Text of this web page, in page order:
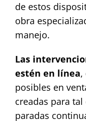
de estos
obra
manejo.
Las
estén en línea,
posibles en
creadas para
paradas